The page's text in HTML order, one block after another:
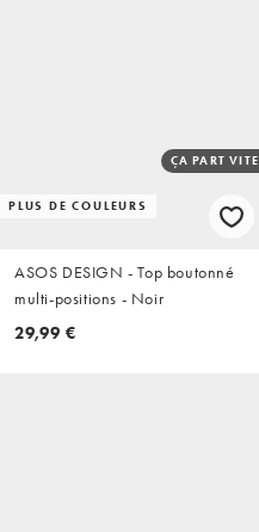
PLUS DE COULEURS
ÇA PART VITE
ASOS DESIGN - Top boutonné
multi-positions - Noir
29,99 €